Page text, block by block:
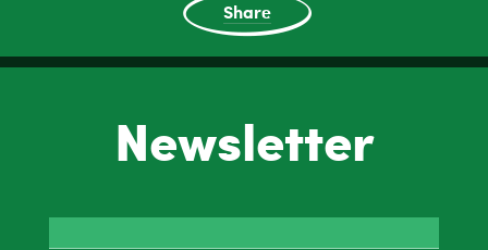
Share
Newsletter